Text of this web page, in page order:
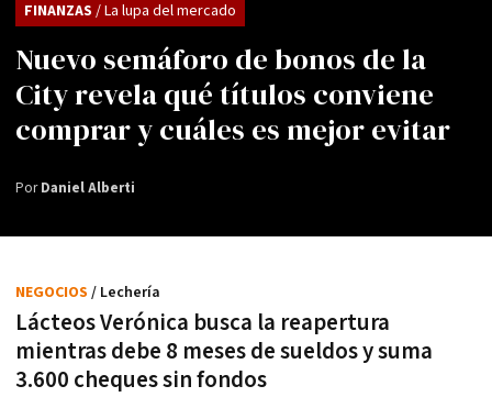
Nuevo semáforo de bonos de la
City revela qué títulos conviene
comprar y cuáles es mejor evitar
FINANZAS / La lupa del mercado
PorDaniel Alberti
Lácteos Verónica busca la reapertura
mientras debe 8 meses de sueldos y suma
3.600 cheques sin fondos
NEGOCIOS / Lechería